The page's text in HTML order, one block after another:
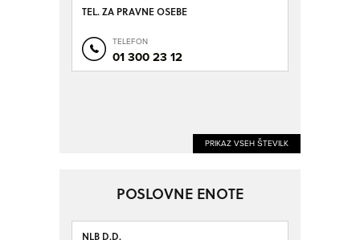
TEL. ZA PRAVNE OSEBE
TELEFON
01 300 23 12
PRIKAZ VSEH ŠTEVILK
POSLOVNE ENOTE
NLB D.D.